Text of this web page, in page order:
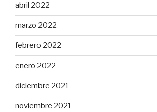
abril 2022
marzo 2022
febrero 2022
enero 2022
diciembre 2021
noviembre 2021